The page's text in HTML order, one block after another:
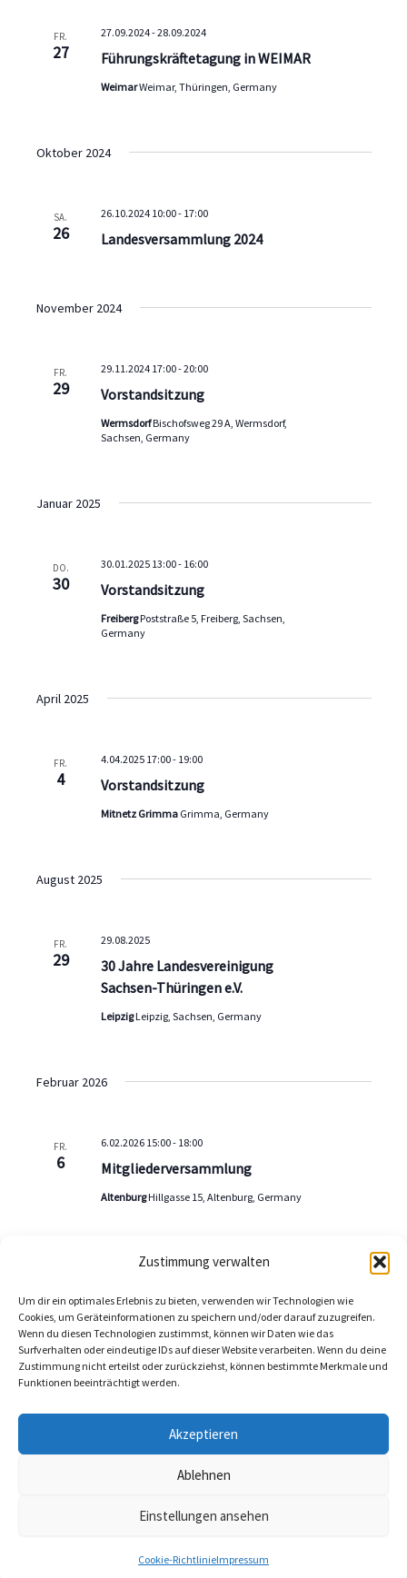
Zustimmung verwalten
Um dir ein optimales Erlebnis zu bieten, verwenden wir Technologien wie
Cookies, um Geräteinformationen zu speichern und/oder darauf zuzugreifen.
Wenn du diesen Technologien zustimmst, können wir Daten wie das
Surfverhalten oder eindeutige IDs auf dieser Website verarbeiten. Wenn du deine
Zustimmung nicht erteilst oder zurückziehst, können bestimmte Merkmale und
Funktionen beeinträchtigt werden.
Akzeptieren
Ablehnen
Einstellungen ansehen
Cookie-RichtlinieImpressum
FR.
27 Führungskräftetagung in WEIMAR
27.09.2024-28.09.2024
WeimarWeimar, Thüringen, Germany
Oktober 2024
SA.
26 Landesversammlung 2024
26.10.2024 10:00- 17:00
November 2024
FR.
29 Vorstandsitzung
29.11.2024 17:00-20:00
WermsdorfBischofsweg 29 A, Wermsdorf,
Sachsen, Germany
Januar 2025
DO.
30 Vorstandsitzung
30.01.2025 13:00- 16:00
FreibergPoststraße 5, Freiberg, Sachsen,
Germany
April 2025
FR.
4 Vorstandsitzung
4.04.2025 17:00- 19:00
Mitnetz Grimma Grimma, Germany
August 2025
FR.
29
30 Jahre Landesvereinigung
Sachsen-Thüringen e.V.
29.08.2025
LeipzigLeipzig, Sachsen, Germany
Februar 2026
FR.
6 Mitgliederversammlung
6.02.2026 15:00- 18:00
AltenburgHillgasse 15, Altenburg, Germany
Vorherige
Veranstaltungen
Nächste
Kalender abonnieren
Copyright © 2026 THW Landesvereinigung Sachsen Thüringen e.V.